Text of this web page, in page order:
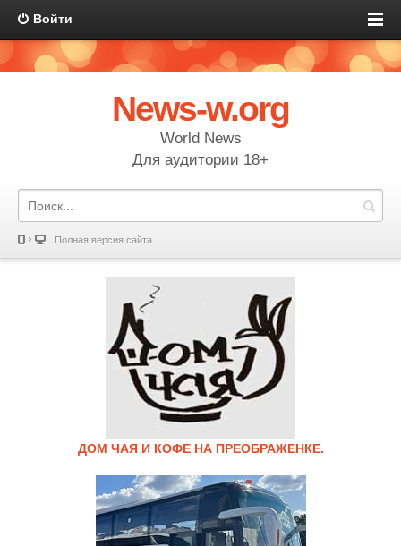
Войти
News-w.org
World News
Для аудитории 18+
Полная версия сайта
ДОМ ЧАЯ И КОФЕ НА ПРЕОБРАЖЕНКЕ.